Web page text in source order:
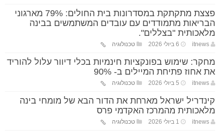
פצצת מתקתקת במסדרונות בית החולים: 79% מארגוני
הבריאות מתמודדים עם עובדים המשתמשים בבינה
מלאכותית "בצללים".
itnews 6 ביולי 2026 טכנולוגיה
מחקר: שימוש בפונקציות חינמיות בכלי דיוור עלול להוריד
את אחוז פתיחת המיילים ב- 90%
itnews 5 ביולי 2026 טכנולוגיה
קינדריל ישראל מארחת את הדור הבא של מומחי בינה
מלאכותית מהמרכז האקדמי פרס
itnews 1 ביולי 2026 טכנולוגיה